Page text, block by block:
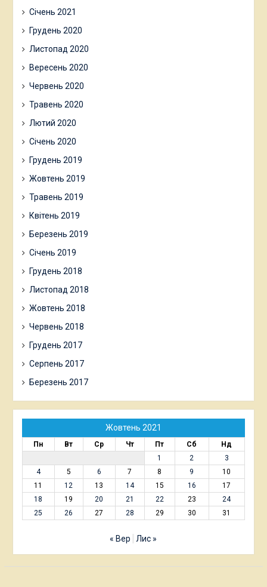
Січень 2021
Грудень 2020
Листопад 2020
Вересень 2020
Червень 2020
Травень 2020
Лютий 2020
Січень 2020
Грудень 2019
Жовтень 2019
Травень 2019
Квітень 2019
Березень 2019
Січень 2019
Грудень 2018
Листопад 2018
Жовтень 2018
Червень 2018
Грудень 2017
Серпень 2017
Березень 2017
Жовтень 2021
Пн Вт Ср Чт Пт Сб
Нд
1
2
3
4
5 6 7 8 9
10
11
12 13 14 15 16
17
18
19 20 21 22 23
24
25
26 27 28 29 30 31
« Вер Лис »